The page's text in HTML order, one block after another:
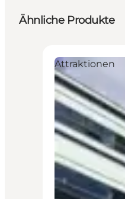
Ähnliche Produkte
Attraktionen